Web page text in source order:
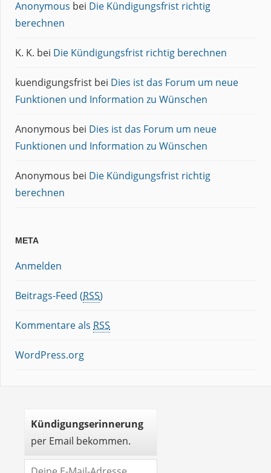
Anonymous bei Die Kündigungsfrist richtig
berechnen
K. K. bei Die Kündigungsfrist richtig berechnen
kuendigungsfrist bei Dies ist das Forum um neue
Funktionen und Information zu Wünschen
Anonymous bei Dies ist das Forum um neue
Funktionen und Information zu Wünschen
Anonymous bei Die Kündigungsfrist richtig
berechnen
META
Anmelden
Beitrags-Feed (RSS)
Kommentare als RSS
WordPress.org
Kündigungserinnerung
per Email bekommen.